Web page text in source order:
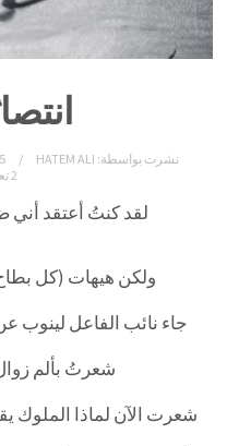
نشرت بواسطة: HATEM ALI
15
2 تعليقان
لقد كنتُ أعتقد أني
ولكن هيهات (كل
جاء نائب الفاعل لينوب
شعرتُ بألم
شعرت الآن لماذا الملوك